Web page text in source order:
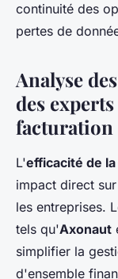
continuité des
pertes de
Analyse
des
facturation
L'efficacité de
impact direct
les entreprises.
tels qu'Axonaut
simplifier la
d'ensemble